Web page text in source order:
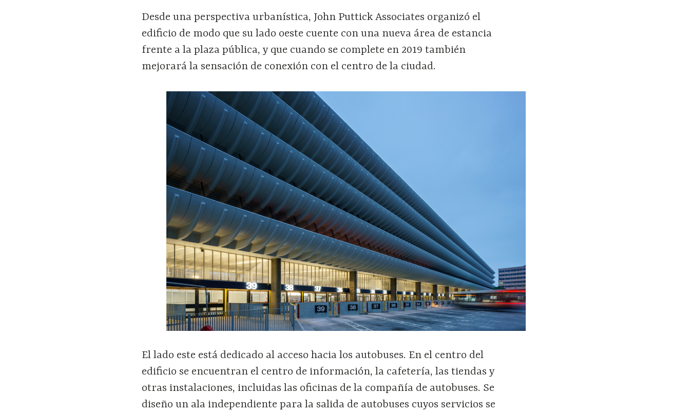
Desde una perspectiva urbanística, John Puttick Associates organizó el
edificio de modo que su lado oeste cuente con una nueva área de estancia
frente a la plaza pública, y que cuando se complete en 2019 también
mejorará la sensación de conexión con el centro de la ciudad.
El lado este está dedicado al acceso hacia los autobuses. En el centro del
edificio se encuentran el centro de información, la cafetería, las tiendas y
otras instalaciones, incluidas las oficinas de la compañía de autobuses. Se
diseño un ala independiente para la salida de autobuses cuyos servicios se